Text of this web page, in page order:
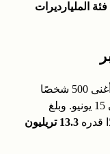
المليارديرات
وفقًا لمؤشر بلومبرغ للمليارديرات، حقق أغنى 500 شخصًا
في 15 يونيو. وبلغ
قدره
13.3 تريليون